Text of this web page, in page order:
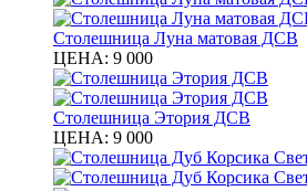
Столешница Луна матовая ДСВ
ЦЕНА: 9 000
Столешница Этория ДСВ
ЦЕНА: 9 000